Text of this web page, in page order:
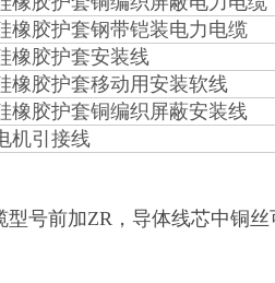
橡胶护套钢带铠装电力电缆
橡胶护套安装线
橡胶护套移动用安装软线
橡胶护套铜编织屏蔽安装线
机引接线
号前加ZR，导体线芯中铜丝